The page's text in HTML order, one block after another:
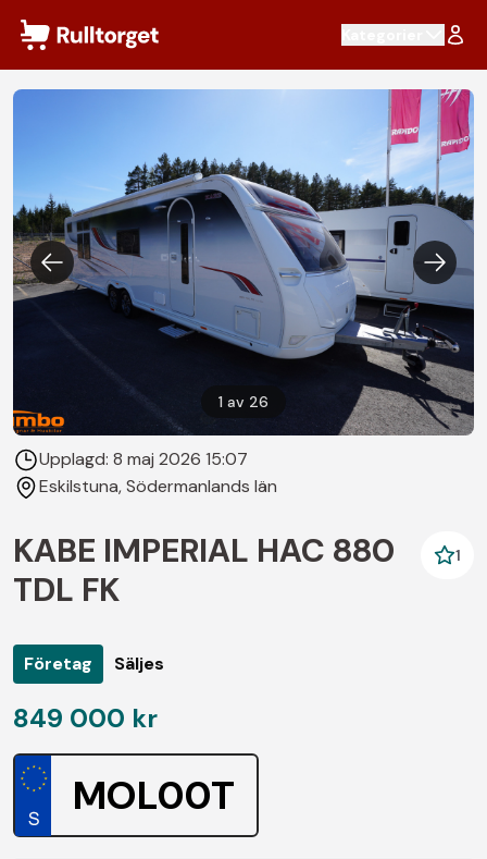
1 av 26
Upplagd: 8 maj 2026 15:07
Eskilstuna, Södermanlands län
KABE IMPERIAL HAC 880
TDL FK
1
Företag Säljes
849 000 kr
MOL00T